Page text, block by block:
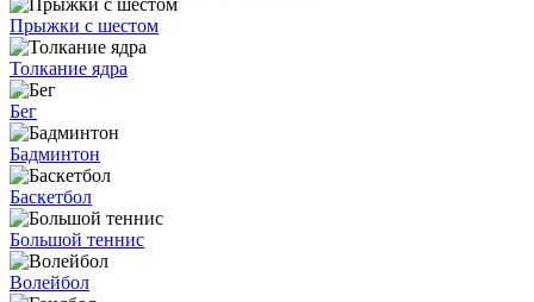
Прыжки с шестом
Толкание ядра
Бег
Бадминтон
Баскетбол
Большой теннис
Волейбол